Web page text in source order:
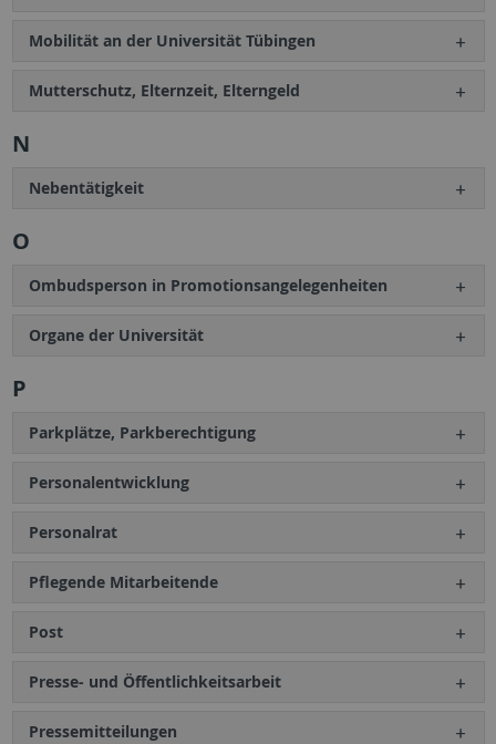
Mobilität an der Universität Tübingen
Mutterschutz, Elternzeit, Elterngeld
N
Nebentätigkeit
O
Ombudsperson in Promotionsangelegenheiten
Organe der Universität
P
Parkplätze, Parkberechtigung
Personalentwicklung
Personalrat
Pflegende Mitarbeitende
Post
Presse- und Öffentlichkeitsarbeit
Pressemitteilungen